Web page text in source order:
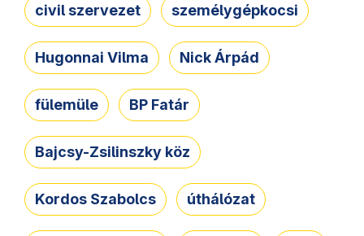
civil szervezet személygépkocsi
Hugonnai Vilma Nick Árpád
fülemüle BP Fatár
Bajcsy-Zsilinszky köz
Kordos Szabolcs úthálózat